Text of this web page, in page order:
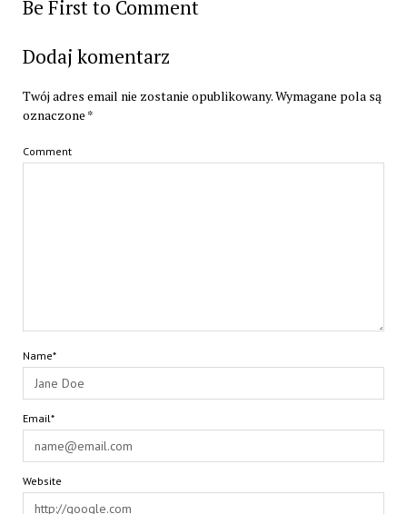
Be First to Comment
Dodaj komentarz
Twój adres email nie zostanie opublikowany.Wymagane pola są
oznaczone *
Comment
Name*
Email*
Website